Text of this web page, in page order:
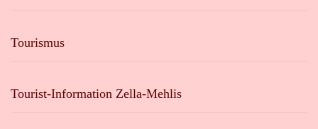
Tourismus
Tourist-Information Zella-Mehlis